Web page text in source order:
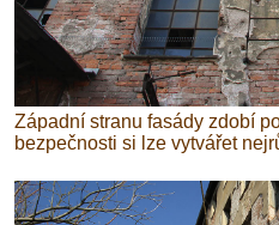
Západní stranu fasády zdobí
bezpečnosti si lze vytvářet